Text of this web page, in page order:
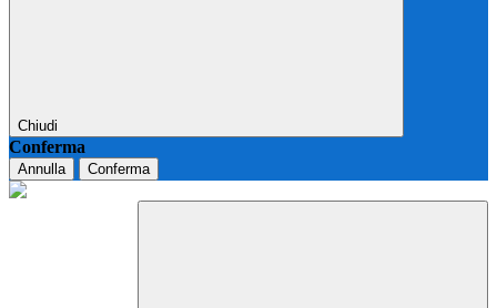
Chiudi
Conferma
Annulla Conferma